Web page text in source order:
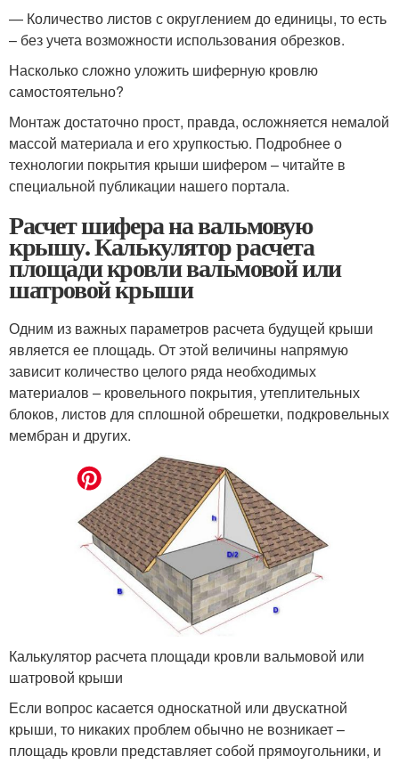
— Количество листов с округлением до единицы, то есть
– без учета возможности использования обрезков.
Насколько сложно уложить шиферную кровлю
самостоятельно?
Монтаж достаточно прост, правда, осложняется немалой
массой материала и его хрупкостью. Подробнее о
технологии покрытия крыши шифером – читайте в
специальной публикации нашего портала.
Расчет шифера на вальмовую
крышу. Калькулятор расчета
площади кровли вальмовой или
шатровой крыши
Одним из важных параметров расчета будущей крыши
является ее площадь. От этой величины напрямую
зависит количество целого ряда необходимых
материалов – кровельного покрытия, утеплительных
блоков, листов для сплошной обрешетки, подкровельных
мембран и других.
Калькулятор расчета площади кровли вальмовой или
шатровой крыши
Если вопрос касается односкатной или двускатной
крыши, то никаких проблем обычно не возникает –
площадь кровли представляет собой прямоугольники, и